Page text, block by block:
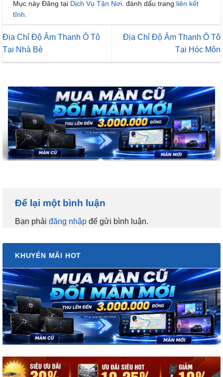
Mục này Đăng tại Dịch Vụ Tận Nơi . đánh dấu trang liên kết
tĩnh
Địa Chỉ Độ Âm Thanh Ô Tô
Tại Nhà Bè
Địa Chỉ Độ Âm Thanh Ô Tô
Tại Hóc Môn
Để lại một bình luận
Bạn phải đăng nhập để gửi bình luận.
KHUYẾN MÃI HOT